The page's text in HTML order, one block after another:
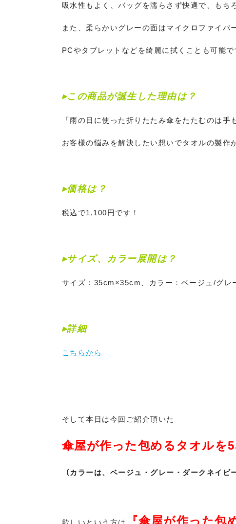
吸水性もよく、バッグを濡らさず快適で、もち
また、柔らかいグレーの面はマイクロファイバ
PCやタブレットなどを綺麗に拭くことも可能で
▸この商品が誕生した理由は？
「雨の日に使った折りたたみ傘をたたむのは手
お客様の悩みを解決したい想いでタオルの製作
▸価格は？
税込で1,100円です！
▸サイズ、カラー展開は？
サイズ：35cm×35cm、カラー：ベージュ/グレ
▸詳細
こちらから
そして本日は今回ご紹介頂いた
傘屋が作った包めるタオルを5
（カラーは、 ベージュ・グレー・ダークネイビ
欲しいという方は 『傘屋が作った包